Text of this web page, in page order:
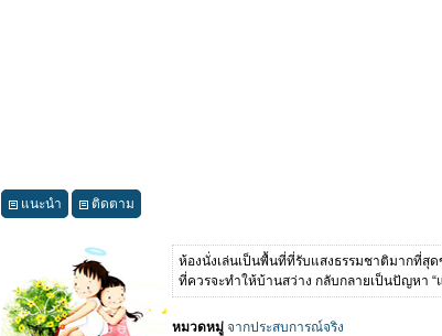
แนะนำ ติดตาม
ห้องนั่งเล่นเป็นพื้นที่ที่รับแสงธรรมชาติมากที่สุ
ที่ควรจะทำให้บ้านสว่าง กลับกลายเป็นปัญหา
หมวดหมู่ จากประสบการณ์จริง